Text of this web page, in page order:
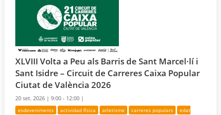
XLVIII Volta a Peu als Barris de Sant Marcel·lí i
Sant Isidre – Circuit de Carreres Caixa Popular
Ciutat de València 2026
20 set. 2026 |9:00 - 12:00 |
esdeveniments actividad física atletisme carreres populars
edat